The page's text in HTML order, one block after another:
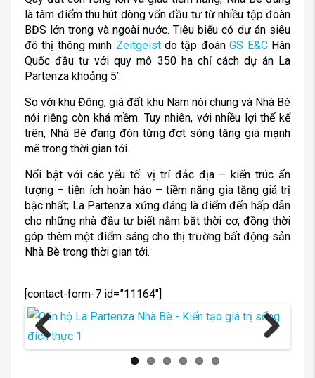
là tâm điểm thu hút dòng vốn đầu tư từ nhiều tập đoàn
BĐS lớn trong và ngoài nước. Tiêu biểu có dự án siêu
đô thị thông minh Zeitgeistdo tập đoànGS E&CHàn
Quốc đầu tư với quy mô 350 ha chỉ cách dự án La
Partenza khoảng 5’.
So với khu Đông, giá đất khu Nam nói chung và Nhà Bè
nói riêng còn khá mềm. Tuy nhiên, với nhiều lợi thế kể
trên, Nhà Bè đang đón từng đợt sóng tăng giá mạnh
mẽ trong thời gian tới.
Nổi bật với các yếu tố: vị trí đắc địa – kiến trúc ấn
tượng – tiện ích hoàn hảo – tiềm năng gia tăng giá trị
bậc nhất; La Partenza xứng đáng là điểm đến hấp dẫn
cho những nhà đầu tư biết nắm bắt thời cơ, đồng thời
góp thêm một điểm sáng cho thị trường bất động sản
Nhà Bè trong thời gian tới.
[contact-form-7 id=”11164″]
Previous Next